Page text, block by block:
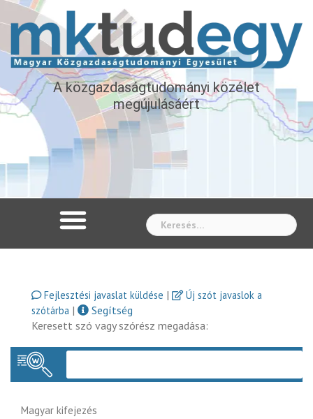
A közgazdaságtudományi közélet
megújulásáért
Fejlesztési javaslat küldése |
Új szót javaslok a
szótárba |
Segítség
Keresett szó vagy szórész megadása:
Magyar kifejezés